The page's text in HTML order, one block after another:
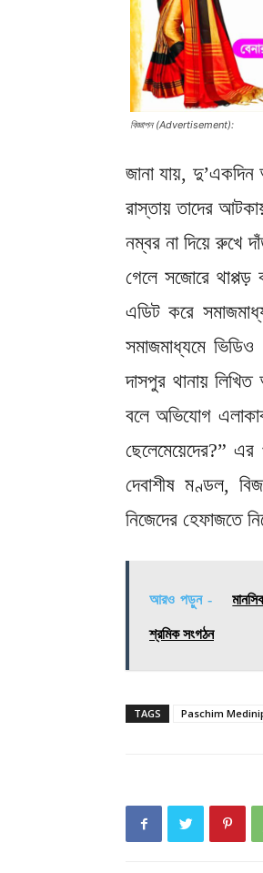
বিজ্ঞাপন (Advertisement):
জানা যায়,
রাস্তায় তাদের
নম্বর না দিয়ে রুখে
গেলে সজোরে
এডিট করে
সমাজমাধ্যমে ভিডিও
দাসপুর থানায়
বলে অভিযোগ
ছেলেমেয়েদের?”
দেবাশীষ মণ্ডল,
নিজেদের হেফাজতে
আরও পড়ুন -
শ্রমিক সংগঠন
TAGS Paschim